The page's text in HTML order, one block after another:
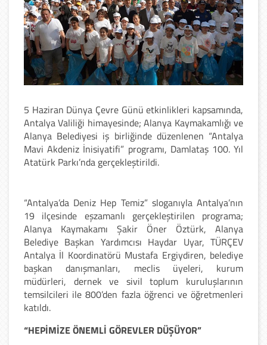
5 Haziran Dünya Çevre Günü etkinlikleri kapsamında,
Antalya Valiliği himayesinde; Alanya Kaymakamlığı ve
Alanya Belediyesi iş birliğinde düzenlenen “Antalya
Mavi Akdeniz İnisiyatifi” programı, Damlataş 100. Yıl
Atatürk Parkı’nda gerçekleştirildi.
“Antalya’da Deniz Hep Temiz” sloganıyla Antalya’nın
19 ilçesinde eşzamanlı gerçekleştirilen programa;
Alanya Kaymakamı Şakir Öner Öztürk, Alanya
Belediye Başkan Yardımcısı Haydar Uyar, TÜRÇEV
Antalya İl Koordinatörü Mustafa Ergiydiren, belediye
başkan danışmanları, meclis üyeleri, kurum
müdürleri, dernek ve sivil toplum kuruluşlarının
temsilcileri ile 800’den fazla öğrenci ve öğretmenleri
katıldı.
“HEPİMİZE ÖNEMLİ GÖREVLER DÜŞÜYOR”